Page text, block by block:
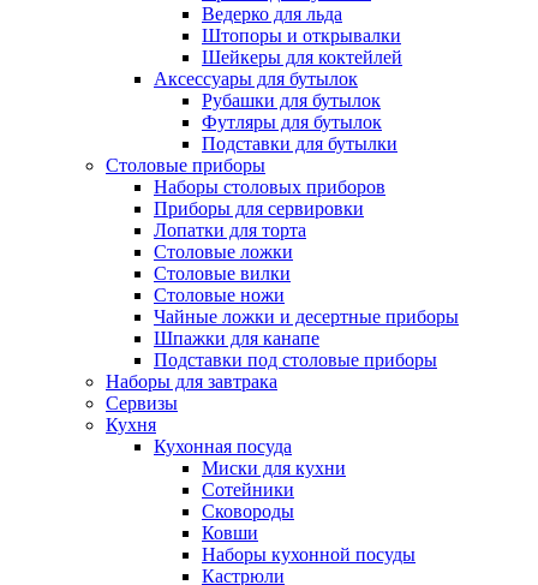
Ведерко для льда
Штопоры и открывалки
Шейкеры для коктейлей
Аксессуары для бутылок
Рубашки для бутылок
Футляры для бутылок
Подставки для бутылки
Столовые приборы
Наборы столовых приборов
Приборы для сервировки
Лопатки для торта
Столовые ложки
Столовые вилки
Столовые ножи
Чайные ложки и десертные приборы
Шпажки для канапе
Подставки под столовые приборы
Наборы для завтрака
Сервизы
Кухня
Кухонная посуда
Миски для кухни
Сотейники
Сковороды
Ковши
Наборы кухонной посуды
Кастрюли